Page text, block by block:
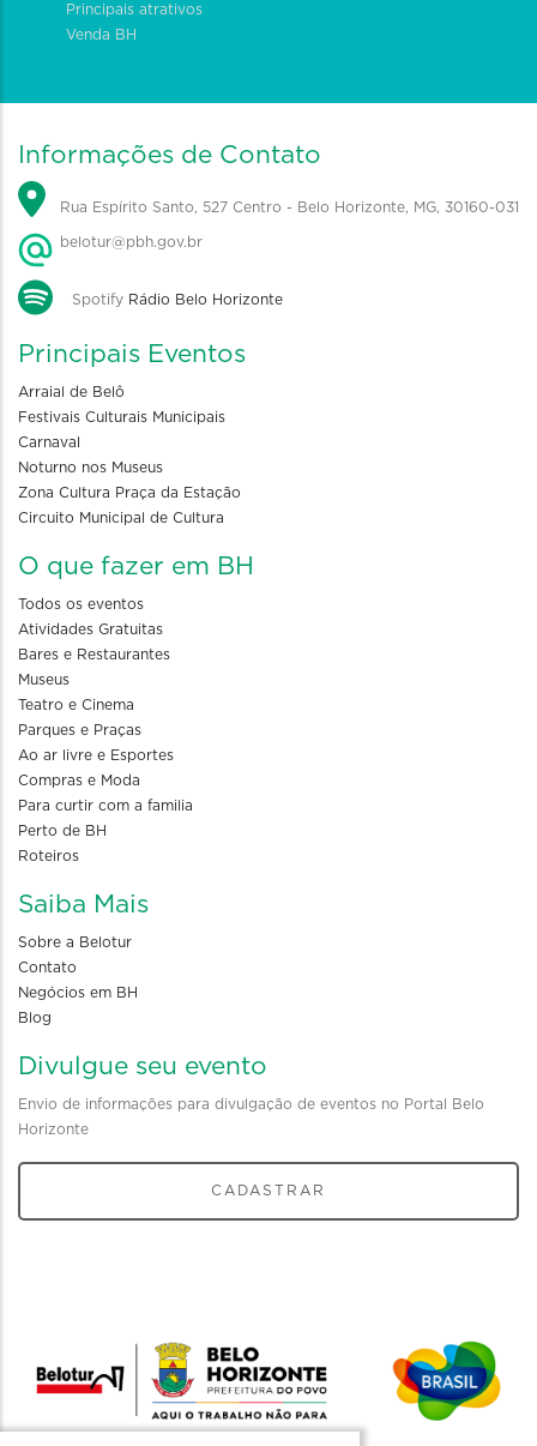
Principais atrativos
Venda BH
Informações de Contato
Rua Espírito Santo, 527 Centro - Belo Horizonte, MG, 30160-031
belotur@pbh.gov.br
Spotify Rádio Belo Horizonte
Principais Eventos
Arraial de Belô
Festivais Culturais Municipais
Carnaval
Noturno nos Museus
Zona Cultura Praça da Estação
Circuito Municipal de Cultura
O que fazer em BH
Todos os eventos
Atividades Gratuitas
Bares e Restaurantes
Museus
Teatro e Cinema
Parques e Praças
Ao ar livre e Esportes
Compras e Moda
Para curtir com a familia
Perto de BH
Roteiros
Saiba Mais
Sobre a Belotur
Contato
Negócios em BH
Blog
Divulgue seu evento
Envio de informações para divulgação de eventos no Portal Belo
Horizonte
CADASTRAR